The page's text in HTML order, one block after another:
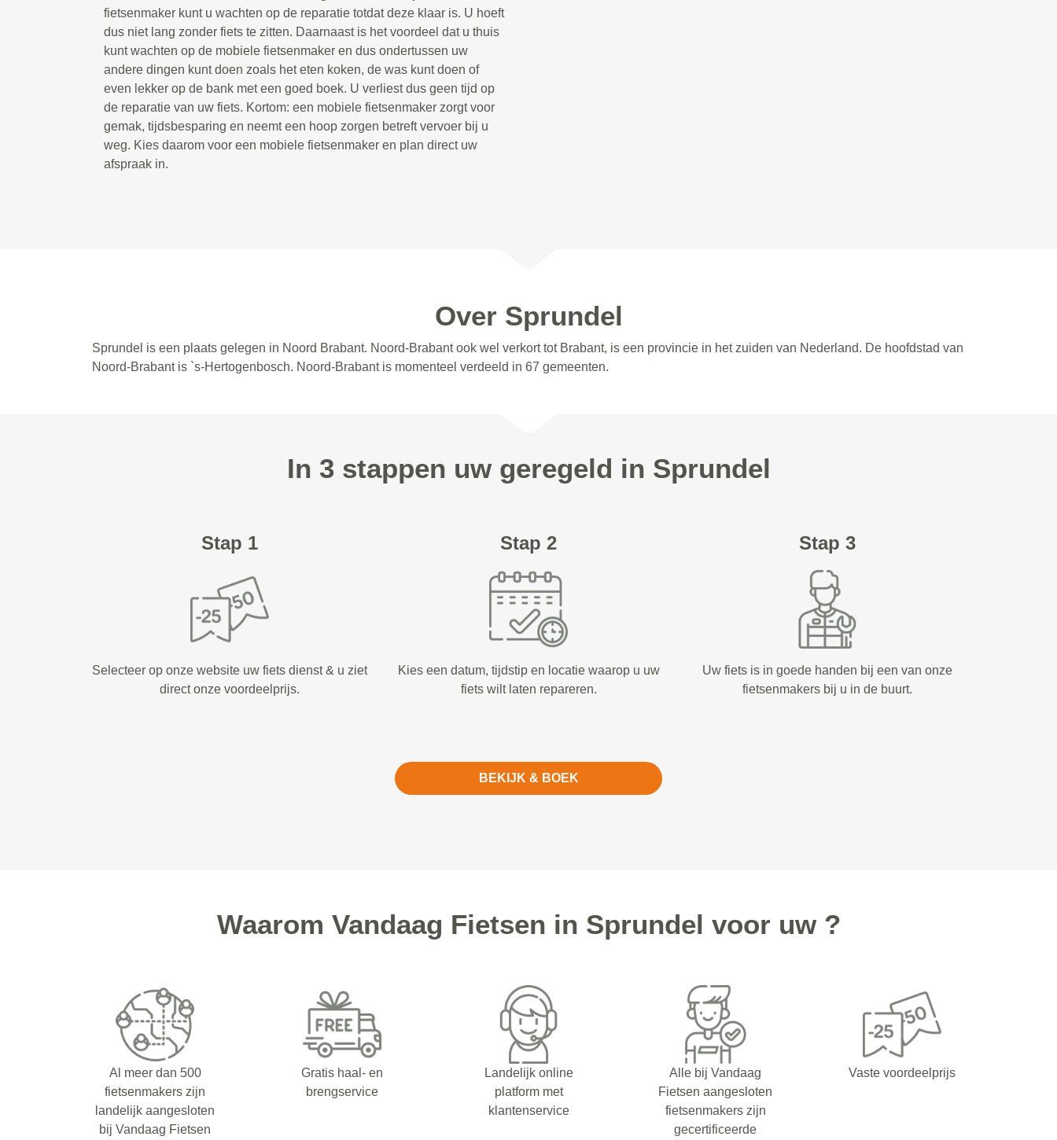
fietsenmaker kunt u wachten op de reparatie totdat deze klaar is. U hoeft
dus niet lang zonder fiets te zitten. Daarnaast is het voordeel dat u thuis
kunt wachten op de mobiele fietsenmaker en dus ondertussen uw
andere dingen kunt doen zoals het eten koken, de was kunt doen of
even lekker op de bank met een goed boek. U verliest dus geen tijd op
de reparatie van uw fiets. Kortom: een mobiele fietsenmaker zorgt voor
gemak, tijdsbesparing en neemt een hoop zorgen betreft vervoer bij u
weg. Kies daarom voor een mobiele fietsenmaker en plan direct uw
afspraak in.
Over Sprundel
Sprundel is een plaats gelegen in Noord Brabant. Noord-Brabant ook wel verkort tot Brabant, is een provincie in het zuiden van Nederland. De hoofdstad van
Noord-Brabant is `s-Hertogenbosch. Noord-Brabant is momenteel verdeeld in 67 gemeenten.
In 3 stappen uw geregeld in Sprundel
Stap 1
Selecteer op onze website uw fiets dienst & u ziet
direct onze voordeelprijs.
Stap 2
Kies een datum, tijdstip en locatie waarop u uw
fiets wilt laten repareren.
Stap 3
Uw fiets is in goede handen bij een van onze
fietsenmakers bij u in de buurt.
BEKIJK & BOEK
Waarom Vandaag Fietsen in Sprundel voor uw ?
Al meer dan 500
fietsenmakers zijn
landelijk aangesloten
bij Vandaag Fietsen
Gratis haal- en
brengservice
Landelijk online
platform met
klantenservice
Alle bij Vandaag
Fietsen aangesloten
fietsenmakers zijn
gecertificeerde
Vaste voordeelprijs